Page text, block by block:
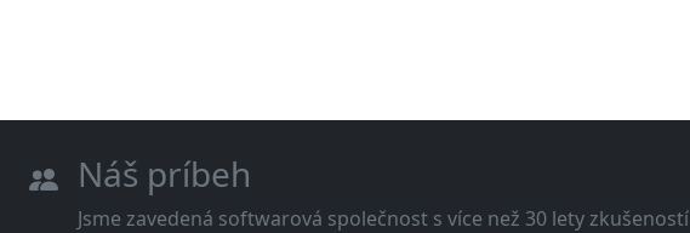
Náš príbeh
Jsme zavedená softwarová společnost s více než 30 lety